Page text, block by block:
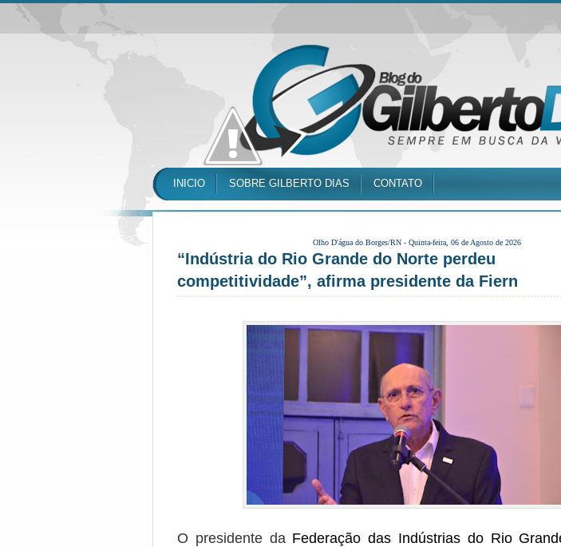
INICIO SOBRE GILBERTO DIAS CONTATO
Olho D'água do Borges/RN - Quinta-feira, 06 de Agosto de 2026
“Indústria do Rio Grande do Norte perdeu
competitividade”, afirma presidente da Fiern
O presidente da Federação das Indústrias do Rio